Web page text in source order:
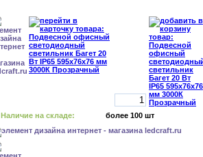
Наличие на складе: более 100 шт